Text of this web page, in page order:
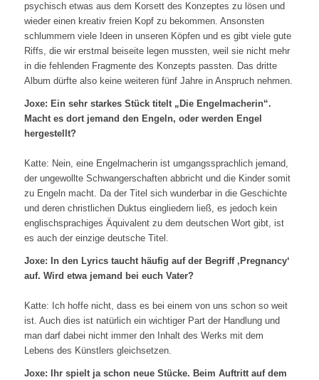
psychisch etwas aus dem Korsett des Konzeptes zu lösen und
wieder einen kreativ freien Kopf zu bekommen. Ansonsten
schlummern viele Ideen in unseren Köpfen und es gibt viele gute
Riffs, die wir erstmal beiseite legen mussten, weil sie nicht mehr
in die fehlenden Fragmente des Konzepts passten. Das dritte
Album dürfte also keine weiteren fünf Jahre in Anspruch nehmen.
Joxe: Ein sehr starkes Stück titelt „Die Engelmacherin“.
Macht es dort jemand den Engeln, oder werden Engel
hergestellt?
Katte: Nein, eine Engelmacherin ist umgangssprachlich jemand,
der ungewollte Schwangerschaften abbricht und die Kinder somit
zu Engeln macht. Da der Titel sich wunderbar in die Geschichte
und deren christlichen Duktus eingliedern ließ, es jedoch kein
englischsprachiges Äquivalent zu dem deutschen Wort gibt, ist
es auch der einzige deutsche Titel.
Joxe: In den Lyrics taucht häufig auf der Begriff ‚Pregnancy‘
auf. Wird etwa jemand bei euch Vater?
Katte: Ich hoffe nicht, dass es bei einem von uns schon so weit
ist. Auch dies ist natürlich ein wichtiger Part der Handlung und
man darf dabei nicht immer den Inhalt des Werks mit dem
Lebens des Künstlers gleichsetzen.
Joxe: Ihr spielt ja schon neue Stücke. Beim Auftritt auf dem